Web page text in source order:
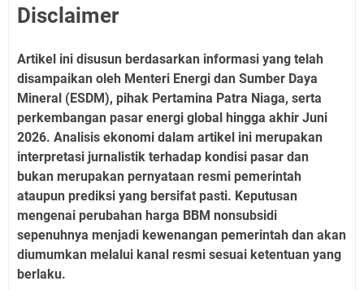
Disclaimer
Artikel ini disusun berdasarkan informasi yang telah
disampaikan oleh Menteri Energi dan Sumber Daya
Mineral (ESDM), pihak Pertamina Patra Niaga, serta
perkembangan pasar energi global hingga akhir Juni
2026. Analisis ekonomi dalam artikel ini merupakan
interpretasi jurnalistik terhadap kondisi pasar dan
bukan merupakan pernyataan resmi pemerintah
ataupun prediksi yang bersifat pasti. Keputusan
mengenai perubahan harga BBM nonsubsidi
sepenuhnya menjadi kewenangan pemerintah dan akan
diumumkan melalui kanal resmi sesuai ketentuan yang
berlaku.